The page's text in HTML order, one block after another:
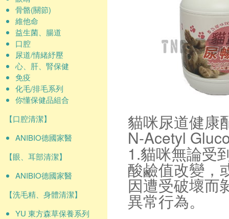
骨骼(關節)
維他命
益生菌、腸道
口腔
尿道/情緒紓壓
心、肝、腎保健
免疫
化毛/排毛系列
你懂保健品組合
【口腔清潔】
ANIBIO德國家醫
【眼、耳部清潔】
ANIBIO德國家醫
【洗毛精、身體清潔】
YU 東方森草保養系列
貓咪尿道健康
N-Acetyl
1.貓咪無論受
酸鹼值改變，
因遭受破壞而
異常行為。